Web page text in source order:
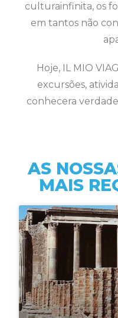
culturainfinita, os
em tantos não
Hoje, IL MIO
excursões,
conhecera
AS
MAIS